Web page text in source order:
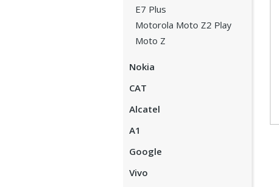
E7 Plus
Motorola Moto Z2 Play
Moto Z
Nokia
CAT
Alcatel
A1
Google
Vivo